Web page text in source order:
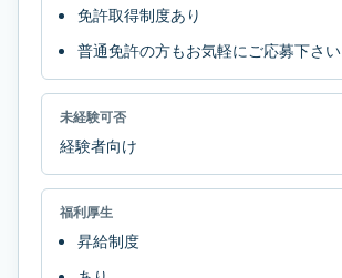
免許取得制度あり
普通免許の方もお気軽にご応募下さい
未経験可否
経験者向け
福利厚生
昇給制度